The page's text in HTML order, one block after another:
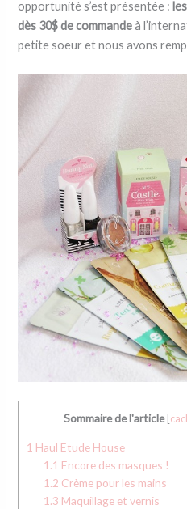
opportunité s’est présentée :
dès 30$ de commandeà
petite soeur et nous avons
Sommaire de l'article
1 Haul Etude House
1.1 Encore des masques !
1.2 Crème pour les mains
1.3 Maquillage et vernis